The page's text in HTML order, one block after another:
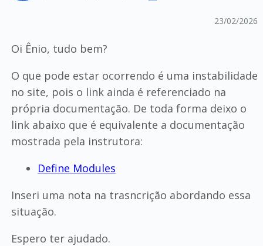
23/02/2026
Oi Ênio, tudo bem?
O que pode estar ocorrendo é uma instabilidade
no site, pois o link ainda é referenciado na
própria documentação. De toda forma deixo o
link abaixo que é equivalente a documentação
mostrada pela instrutora:
Define Modules
Inseri uma nota na trasncrição abordando essa
situação.
Espero ter ajudado.